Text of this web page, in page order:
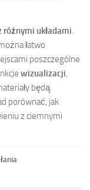
układami.
łatwo
poszczególne
wizualizacji,
będą
porównać, jak
z ciemnymi